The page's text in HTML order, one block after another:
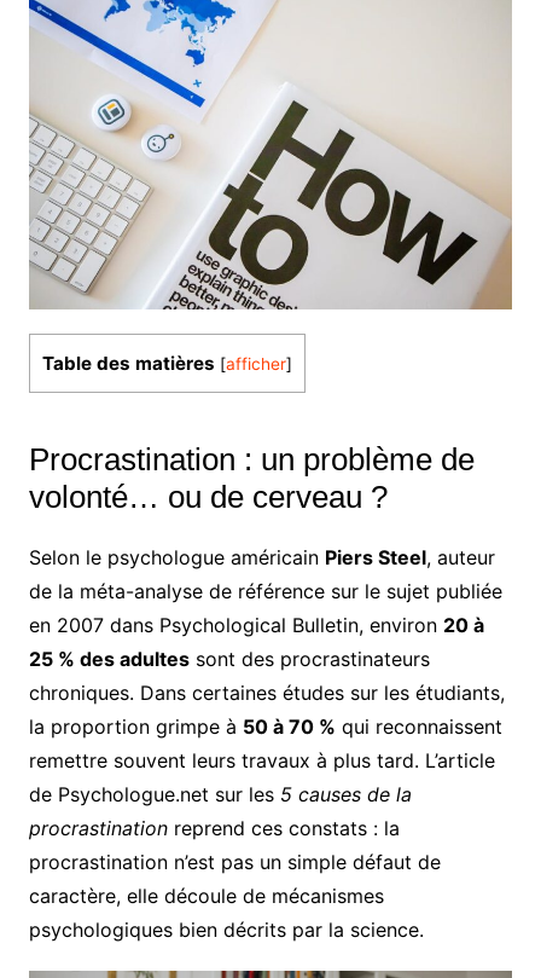
Table des matières [afficher]
Procrastination : un problème de
volonté… ou de cerveau ?
Selon le psychologue américain Piers Steel, auteur
de la méta-analyse de référence sur le sujet publiée
en 2007 dans Psychological Bulletin, environ 20 à
25 % des adultessont des procrastinateurs
chroniques. Dans certaines études sur les étudiants,
la proportion grimpe à 50 à 70 % qui reconnaissent
remettre souvent leurs travaux à plus tard. L’article
de Psychologue.net sur les 5 causes de la
procrastinationreprend ces constats : la
procrastination n’est pas un simple défaut de
caractère, elle découle de mécanismes
psychologiques bien décrits par la science.